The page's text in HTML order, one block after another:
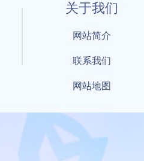
关于我们
网站简介
联系我们
网站地图
© 2021 By 擎天拆车-买卖拆车
工信部备案号：鲁ICP备18021004